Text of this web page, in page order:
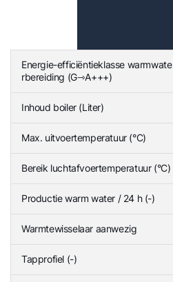
Energie-efficiëntieklasse warmwate
rbereiding (G⇾A+++)
Inhoud boiler (Liter)
Max. uitvoertemperatuur (°C)
Bereik luchtafvoertemperatuur (°C)
Productie warm water / 24 h (-)
Warmtewisselaar aanwezig
Tapprofiel (-)